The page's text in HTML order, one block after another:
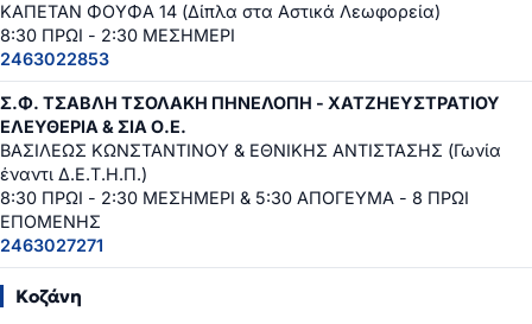
ΚΑΠΕΤΑΝ ΦΟΥΦΑ 14 (Δίπλα στα Αστικά Λεωφορεία)
8:30 ΠΡΩΙ - 2:30 ΜΕΣΗΜΕΡΙ
2463022853
Σ.Φ. ΤΣΑΒΛΗ ΤΣΟΛΑΚΗ ΠΗΝΕΛΟΠΗ - ΧΑΤΖΗΕΥΣΤΡΑΤΙΟΥ
ΕΛΕΥΘΕΡΙΑ & ΣΙΑ Ο.Ε.
ΒΑΣΙΛΕΩΣ ΚΩΝΣΤΑΝΤΙΝΟΥ & ΕΘΝΙΚΗΣ ΑΝΤΙΣΤΑΣΗΣ (Γωνία
έναντι Δ.Ε.Τ.Η.Π.)
8:30 ΠΡΩΙ - 2:30 ΜΕΣΗΜΕΡΙ & 5:30 ΑΠΟΓΕΥΜΑ - 8 ΠΡΩΙ
ΕΠΟΜΕΝΗΣ
2463027271
Κοζάνη